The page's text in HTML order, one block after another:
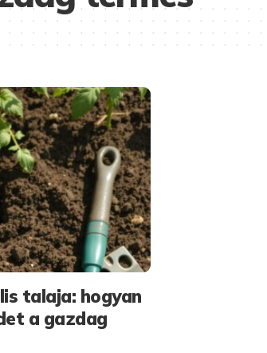
talaja: hogyan
a gazdag